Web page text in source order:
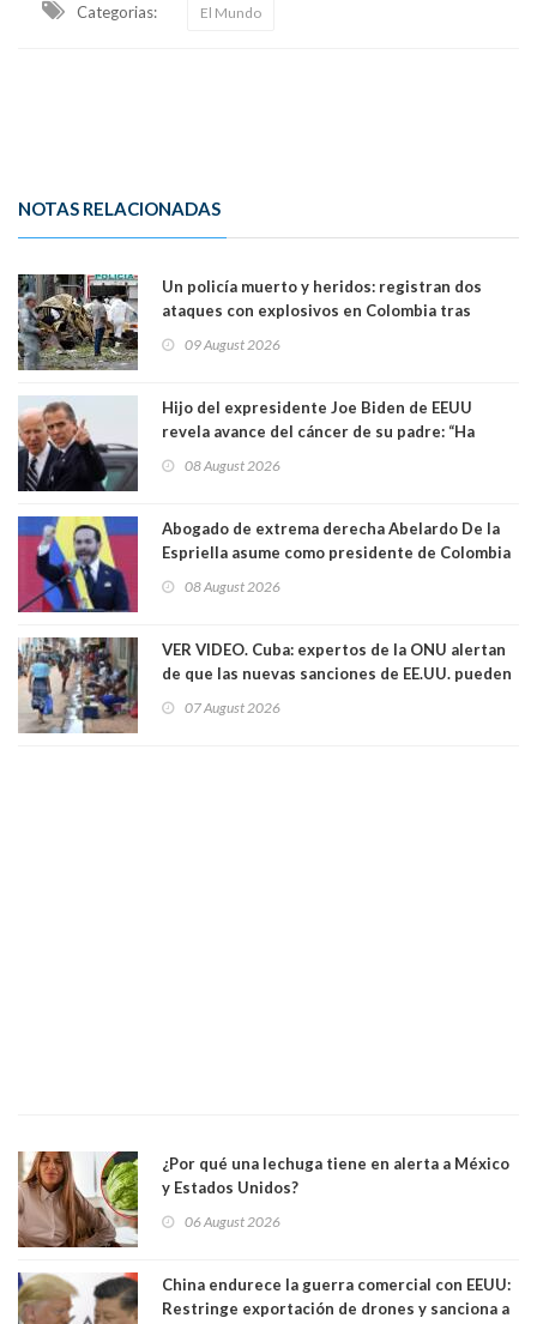
Categorias: El Mundo
NOTAS RELACIONADAS
Un policía muerto y heridos: registran dos
ataques con explosivos en Colombia tras
09 August 2026
Hijo del expresidente Joe Biden de EEUU
revela avance del cáncer de su padre: “Ha
08 August 2026
Abogado de extrema derecha Abelardo De la
Espriella asume como presidente de Colombia
08 August 2026
VER VIDEO. Cuba: expertos de la ONU alertan
de que las nuevas sanciones de EE.UU. pueden
07 August 2026
¿Por qué una lechuga tiene en alerta a México
y Estados Unidos?
06 August 2026
China endurece la guerra comercial con EEUU:
Restringe exportación de drones y sanciona a